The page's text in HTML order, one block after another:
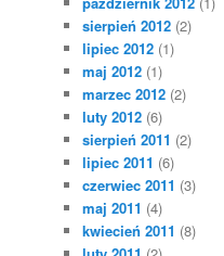
sierpień 2012 (2)
lipiec 2012 (1)
maj 2012 (1)
marzec 2012 (2)
luty 2012 (6)
sierpień 2011 (2)
lipiec 2011 (6)
czerwiec 2011 (3)
maj 2011 (4)
kwiecień 2011 (8)